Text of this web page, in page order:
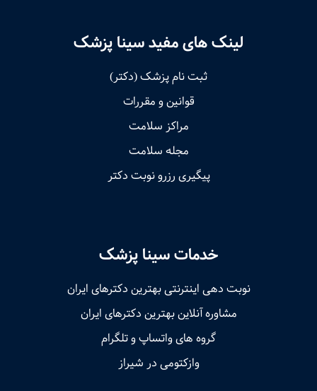
لینک های مفید سینا پزشک
ثبت نام پزشک (دکتر)
قوانین و مقررات
مراکز سلامت
مجله سلامت
پیگیری رزرو نوبت دکتر
خدمات سینا پزشک
نوبت‌ دهی اینترنتی بهترین دکترهای ایران
مشاوره آنلاین بهترین دکترهای ایران
گروه های واتساپ و تلگرام
وازکتومی در شیراز